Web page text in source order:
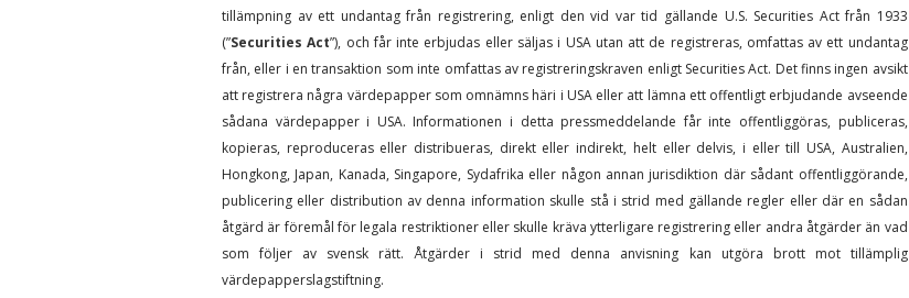
tillämpning av ett undantag från registrering, enligt den vid var tid gällande U.S. Securities Act från 1933
(”Securities Act”), och får inte erbjudas eller säljas i USA utan att de registreras, omfattas av ett undantag
från, eller i en transaktion som inte omfattas av registreringskraven enligt Securities Act. Det finns ingen avsikt
att registrera några värdepapper som omnämns häri i USA eller att lämna ett offentligt erbjudande avseende
sådana värdepapper i USA. Informationen i detta pressmeddelande får inte offentliggöras, publiceras,
kopieras, reproduceras eller distribueras, direkt eller indirekt, helt eller delvis, i eller till USA, Australien,
Hongkong, Japan, Kanada, Singapore, Sydafrika eller någon annan jurisdiktion där sådant offentliggörande,
publicering eller distribution av denna information skulle stå i strid med gällande regler eller där en sådan
åtgärd är föremål för legala restriktioner eller skulle kräva ytterligare registrering eller andra åtgärder än vad
som följer av svensk rätt. Åtgärder i strid med denna anvisning kan utgöra brott mot tillämplig
värdepapperslagstiftning.